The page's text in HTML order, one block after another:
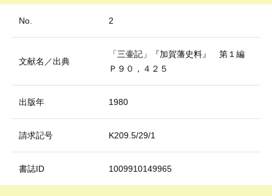
No. 2
文献名／出典
「三壷記」『加賀藩史料』 第１編
Ｐ９０，４２５
出版年 1980
請求記号 K209.5/29/1
書誌ID 1009910149965